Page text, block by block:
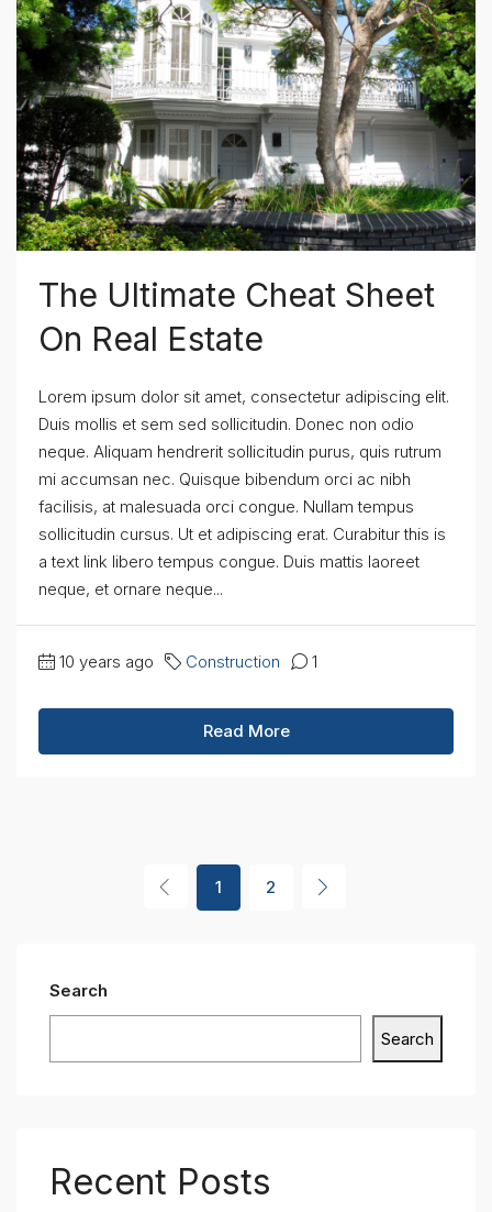
The Ultimate Cheat Sheet
On Real Estate
Lorem ipsum dolor sit amet, consectetur adipiscing elit.
Duis mollis et sem sed sollicitudin. Donec non odio
neque. Aliquam hendrerit sollicitudin purus, quis rutrum
mi accumsan nec. Quisque bibendum orci ac nibh
facilisis, at malesuada orci congue. Nullam tempus
sollicitudin cursus. Ut et adipiscing erat. Curabitur this is
a text link libero tempus congue. Duis mattis laoreet
neque, et ornare neque...
10 years ago Construction 1
Read More
1 2
Search
Search
Recent Posts